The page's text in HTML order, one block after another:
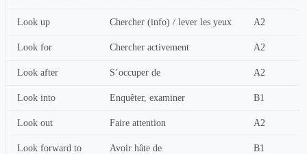
Look up Chercher (info) / lever les yeux A2
Look for Chercher activement A2
Look after S’occuper de A2
Look into Enquêter, examiner B1
Look out Faire attention A2
Look forward to Avoir hâte de B1